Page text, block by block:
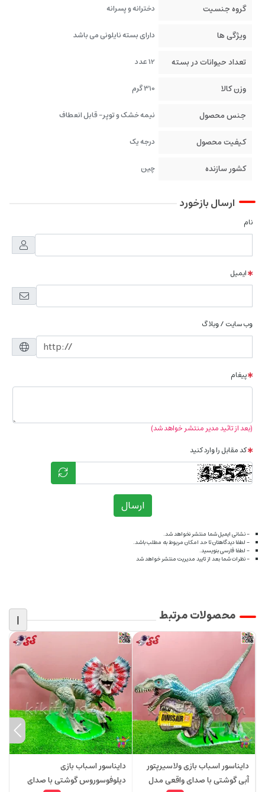
گروه جنسیت دخترانه و پسرانه
ویژگی ها دارای بسته نایلونی می باشد
تعداد حیوانات در بسته 12 عدد
وزن کالا 310 گرم
جنس محصول نیمه خشک و توپر- قابل انعطاف
کیفیت محصول درجه یک
کشور سازنده چین
ارسال بازخورد
نام
ایمیل
وب سایت / وبلاگ
پیغام
(بعد از تائید مدیر منتشر خواهد شد)
کد مقابل را وارد کنید
ارسال
- نشانی ایمیل شما منتشر نخواهد شد.
- لطفا دیدگاهتان تا حد امکان مربوط به مطلب باشد.
- لطفا فارسی بنویسید.
- نظرات شما بعد از تایید مدیریت منتشر خواهد شد
محصولات مرتبط |
دایناسور اسباب بازی ولاسیرپتور
آبی گوشتی با صدای واقعی مدل
دایناسور اسباب بازی
دیلوفوسوروس گوشتی با صدای